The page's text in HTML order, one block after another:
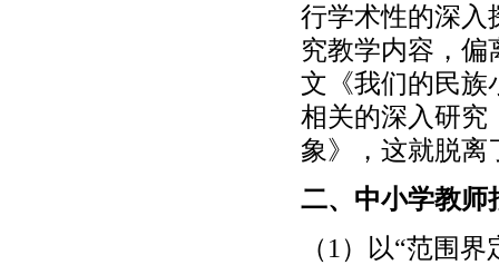
行学术性的深入
究教学内容，
文《我们的民族
相关的深入研究
象》，这就脱离
二、中小学教师
（1）以“范围